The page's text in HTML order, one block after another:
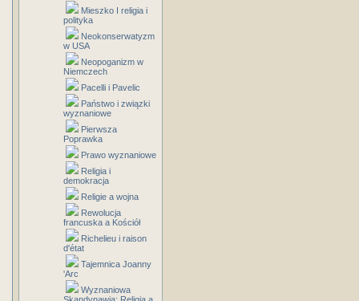
Mieszko I religia i
polityka
Neokonserwatyzm
w USA
Neopoganizm w
Niemczech
Pacelli i Pavelic
Państwo i związki
wyznaniowe
Pierwsza
Poprawka
Prawo wyznaniowe
Religia i
demokracja
Religie a wojna
Rewolucja
francuska a Kościół
Richelieu i raison
d'état
Tajemnica Joanny
'Arc
Wyznaniowa